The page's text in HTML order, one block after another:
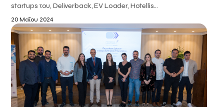
startups του, Deliverback, EV Loader, Hotellis...
20 Μαΐου 2024